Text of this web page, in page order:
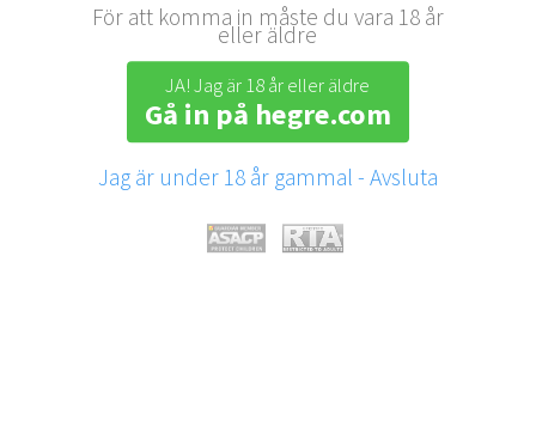
För att komma in måste du vara 18 år
eller äldre
JA! Jag är 18 år eller äldre
Gå in på hegre.com
Jag är under 18 år gammal - Avsluta